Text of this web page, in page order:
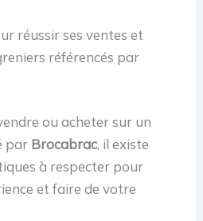
réussir ses ventes et
référencés par
ou acheter sur un
par Brocabrac, il existe
à respecter pour
et faire de votre